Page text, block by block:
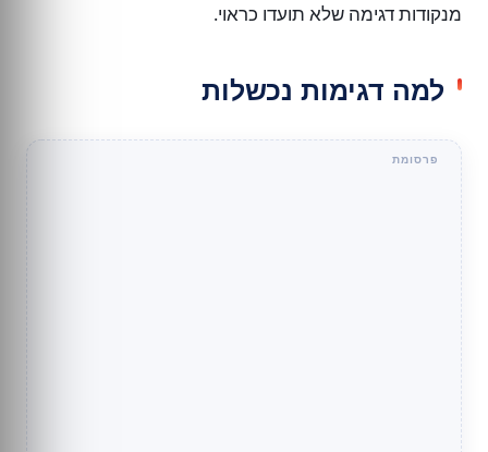
מנקודות דגימה שלא תועדו כראוי.
למה דגימות נכשלות